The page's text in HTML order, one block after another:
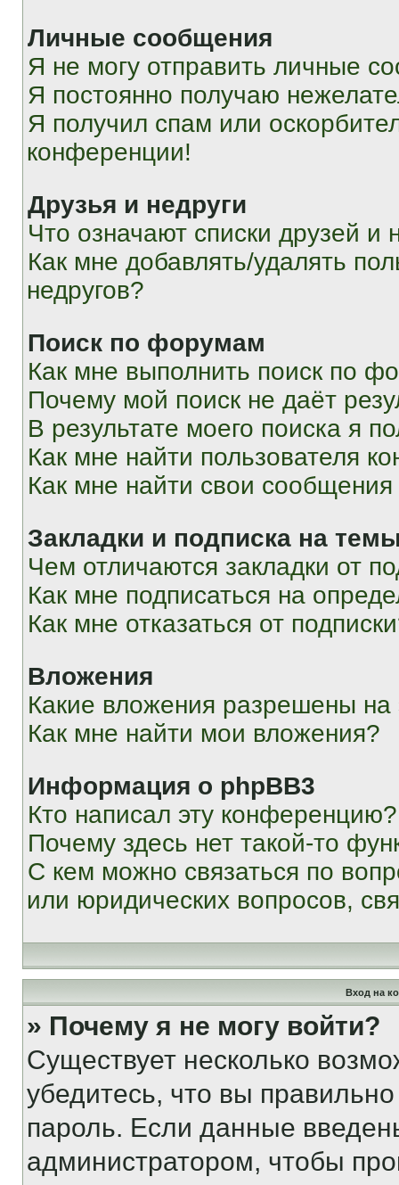
Личные сообщения
Я не могу отправить личные
Я постоянно получаю
Я получил спам или
конференции!
Друзья и недруги
Что означают списки друзей и
Как мне добавлять/удалять
недругов?
Поиск по форумам
Как мне выполнить поиск по
Почему мой поиск не даёт
В результате моего поиска я
Как мне найти пользователя
Как мне найти свои
Закладки и подписка на
Чем отличаются закладки от
Как мне подписаться на
Как мне отказаться от
Вложения
Какие вложения разрешены
Как мне найти мои вложения?
Информация о phpBB3
Кто написал эту конференцию?
Почему здесь нет такой-то
С кем можно связаться по
или юридических вопросов,
Вход на
» Почему я не могу войти?
Существует несколько
убедитесь, что вы
пароль. Если данные
администратором, чтобы